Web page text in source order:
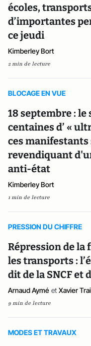
écoles,
d’importantes
ce jeudi
Kimberley Bort
2 min de lecture
BLOCAGE EN VUE
18 septembre : le
centaines d’ «
ces manifestants
revendiquant
anti-état
Kimberley Bort
1 min de lecture
PRESSION DU CHIFFRE
Répression de la
les transports :
dit de la SNCF et
Arnaud Aymé et Xavier
9 min de lecture
MODES ET TRAVAUX